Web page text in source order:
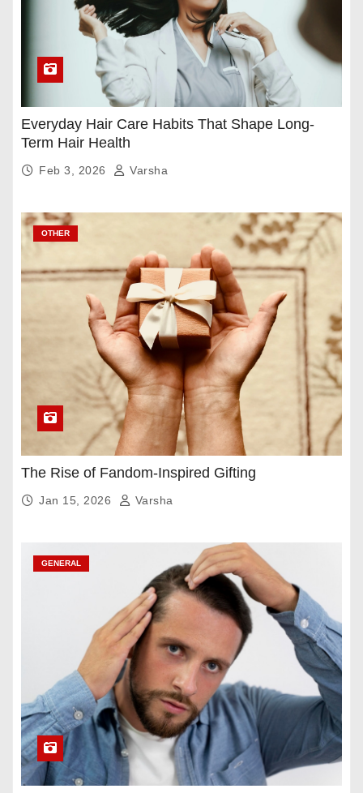
Everyday Hair Care Habits That Shape Long-
Term Hair Health
Feb 3, 2026 Varsha
OTHER
The Rise of Fandom-Inspired Gifting
Jan 15, 2026 Varsha
GENERAL